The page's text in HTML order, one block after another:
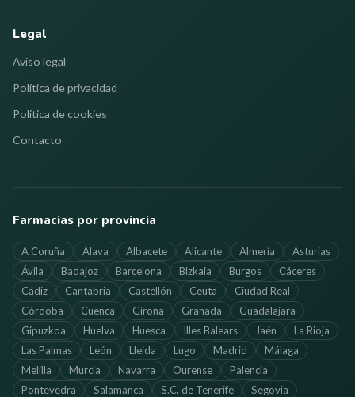
Legal
Aviso legal
Política de privacidad
Política de cookies
Contacto
Farmacias por provincia
A Coruña Álava Albacete Alicante Almería
Asturias
Ávila
Badajoz Barcelona Bizkaia Burgos
Cáceres
Cádiz
Cantabria Castellón Ceuta
Ciudad Real
Córdoba
Cuenca Girona Granada
Guadalajara
Gipuzkoa
Huelva Huesca Illes Balears Jaén
La Rioja
Las Palmas
León Lleida Lugo Madrid
Málaga
Melilla
Murcia Navarra Ourense
Palencia
Pontevedra
Salamanca S.C. de Tenerife Segovia